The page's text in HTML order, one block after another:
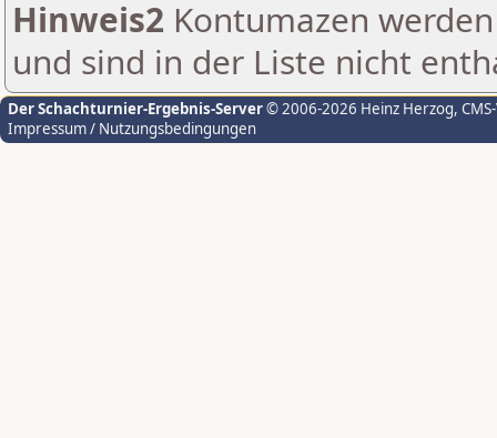
Hinweis2 Kontumazen
und sind in der Liste nicht
Der Schachturnier-Ergebnis-Server© 2006-2026 Heinz Herzog,
Impressum / Nutzungsbedingungen